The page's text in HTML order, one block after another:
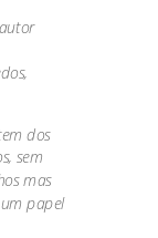
dos
sem
mas
papel